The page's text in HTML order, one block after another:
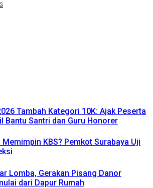
Tambah Kategori 10K: Ajak Peserta
Bantu Santri dan Guru Honorer
KBS? Pemkot Surabaya Uji
Lomba, Gerakan Pisang Danor
dari Dapur Rumah